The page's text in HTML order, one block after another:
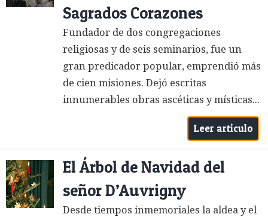
Sagrados Corazones
Fundador de dos congregaciones
religiosas y de seis seminarios, fue un
gran predicador popular, emprendió más
de cien misiones. Dejó escritas
innumerables obras ascéticas y místicas...
Leer artículo
El Árbol de Navidad del
señor D’Auvrigny
Desde tiempos inmemoriales la aldea y el